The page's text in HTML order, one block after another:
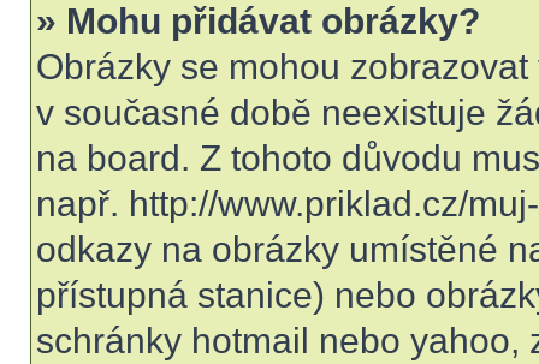
» Mohu přidávat obrázky?
Obrázky se mohou
v současné době neexistuje
na board. Z tohoto důvodu
např. http://www.priklad.cz/
odkazy na obrázky umístěné
přístupná stanice) nebo
schránky hotmail nebo yahoo,